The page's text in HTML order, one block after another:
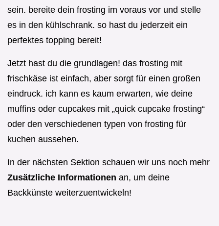
sein. bereite dein frosting im voraus vor und stelle
es in den kühlschrank. so hast du jederzeit ein
perfektes topping bereit!
Jetzt hast du die grundlagen! das frosting mit
frischkäse ist einfach, aber sorgt für einen großen
eindruck. ich kann es kaum erwarten, wie deine
muffins oder cupcakes mit „quick cupcake frosting“
oder den verschiedenen typen von frosting für
kuchen aussehen.
In der nächsten Sektion schauen wir uns noch mehr
Zusätzliche Informationen an, um deine
Backkünste weiterzuentwickeln!